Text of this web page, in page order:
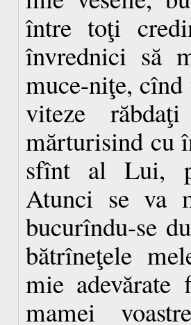
între toţi
învrednici să
muce-niţe,
viteze
mărturisind cu
sfînt al Lui,
Atunci se va
bucurîndu-se
bătrîneţele
mie adevărate
mamei